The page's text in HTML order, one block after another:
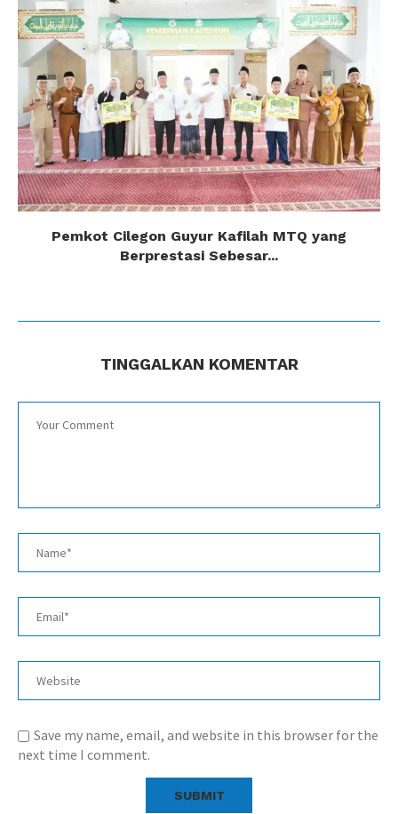
Pemkot Cilegon Guyur Kafilah MTQ yang
Berprestasi Sebesar...
TINGGALKAN KOMENTAR
Save my name, email, and website in this browser for the
next time I comment.